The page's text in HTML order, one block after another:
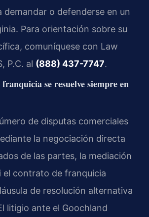
demandar o defenderse en un
Para orientación sobre su
comuníquese con Law
P.C. al (888) 437-7747.
se resuelve siempre en
de disputas comerciales
la negociación directa
de las partes, la mediación
el contrato de franquicia
de resolución alternativa
litigio ante el Goochland